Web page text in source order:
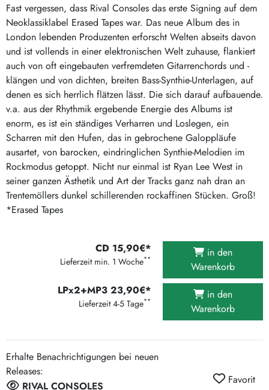
Fast vergessen, dass Rival Consoles das erste Signing auf dem
Neoklassiklabel Erased Tapes war. Das neue Album des in
London lebenden Produzenten erforscht Welten abseits davon
und ist vollends in einer elektronischen Welt zuhause, flankiert
auch von oft eingebauten verfremdeten Gitarrenchords und -
klängen und von dichten, breiten Bass-Synthie-Unterlagen, auf
denen es sich herrlich flätzen lässt. Die sich darauf aufbauende.
v.a. aus der Rhythmik ergebende Energie des Albums ist
enorm, es ist ein ständiges Verharren und Loslegen, ein
Scharren mit den Hufen, das in gebrochene Galoppläufe
ausartet, von barocken, eindringlichen Synthie-Melodien im
Rockmodus getoppt. Nicht nur einmal ist Ryan Lee West in
seiner ganzen Ästhetik und Art der Tracks ganz nah dran an
Trentemöllers dunkel schillerenden rockaffinen Stücken. Groß!
*Erased Tapes
CD 15,90€*
Lieferzeit min. 1 Woche**
in den
Warenkorb
LPx2+MP3 23,90€*
Lieferzeit 4-5 Tage**
in den
Warenkorb
Erhalte Benachrichtigungen bei neuen
Releases:
RIVAL CONSOLES
Favorit